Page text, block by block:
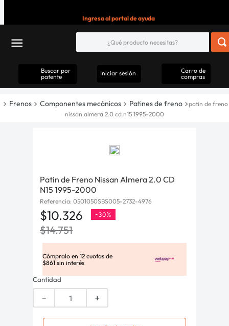
Ingresa al portal de ayuda
Buscar por
patente
Iniciar sesión
Carro de
compras
Frenos Componentes mecánicos Patines de freno
patin de freno
nissan almera 2.0 cd n15 1995-2000
Patin de Freno Nissan Almera 2.0 CD
N15 1995-2000
Referencia: 0501050SBS005-2732-4976
$10.326 -30%
$14.751
Cómpralo en 12 cuotas de
$861 sin interés
Cantidad
＋
－